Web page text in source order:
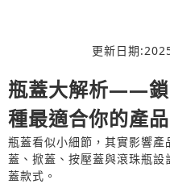
更新日期:
瓶蓋大解析——鎖
種最適合你的產品
瓶蓋看似小細節，其實影響
蓋、掀蓋、按壓蓋與滾珠瓶
蓋款式。